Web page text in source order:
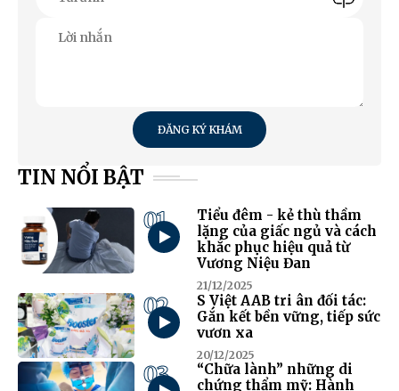
ĐĂNG KÝ KHÁM
TIN NỔI BẬT
01
Tiểu đêm - kẻ thù thầm
lặng của giấc ngủ và cách
khắc phục hiệu quả từ
Vương Niệu Đan
21/12/2025
02
S Việt AAB tri ân đối tác:
Gắn kết bền vững, tiếp sức
vươn xa
20/12/2025
03
“Chữa lành” những di
chứng thẩm mỹ: Hành